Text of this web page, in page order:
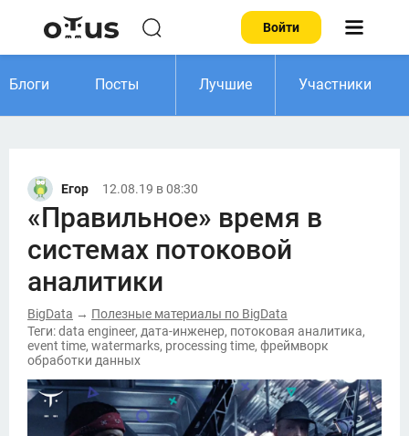
Войти
Блоги Посты Лучшие Участники
Егор 12.08.19 в 08:30
«Правильное» время в
системах потоковой
аналитики
BigData → Полезные материалы по BigData
Теги: data engineer, дата-инженер, потоковая аналитика,
event time, watermarks, processing time, фреймворк
обработки данных